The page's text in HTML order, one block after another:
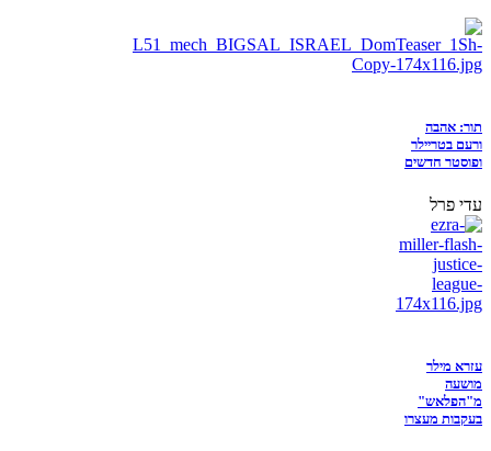
תור: אהבה
ורעם בטריילר
ופוסטר חדשים
עדי פרל
עזרא מילר
מושעה
מ"הפלאש"
בעקבות מעצרו